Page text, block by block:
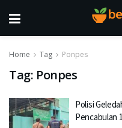
Home Tag Ponpes
Tag: Ponpes
Polisi
Pencabulan